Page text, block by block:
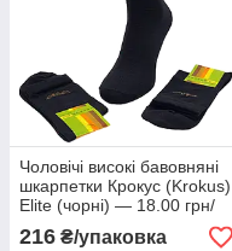
Чоловічі високі бавовняні
шкарпетки Крокус (Krokus)
Elite (чорні) — 18.00 грн/
пара
216 ₴/упаковка